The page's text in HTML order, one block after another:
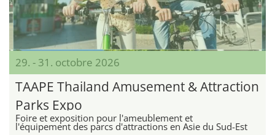
29. - 31. octobre 2026
TAAPE Thailand Amusement & Attraction
Parks Expo
Foire et exposition pour l'ameublement et
l'équipement des parcs d'attractions en Asie du Sud-Est